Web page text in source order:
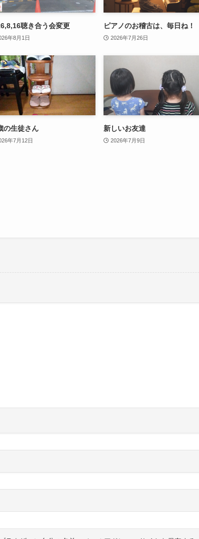
聴き合う会変更
年8月1日
ピアノのお稽古は、毎日ね！
2026年7月26日
の生徒さん
年7月12日
新しいお友達
2026年7月9日